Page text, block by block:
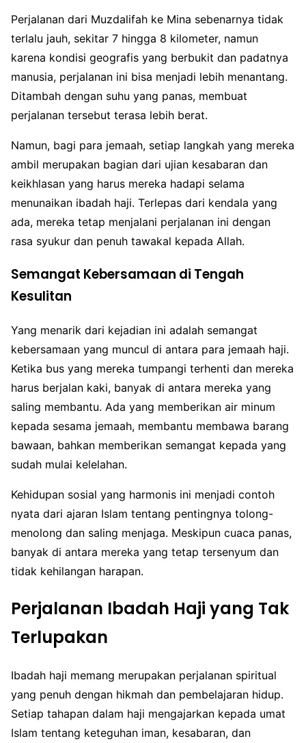
Perjalanan dari Muzdalifah ke Mina sebenarnya tidak
terlalu jauh, sekitar 7 hingga 8 kilometer, namun
karena kondisi geografis yang berbukit dan padatnya
manusia, perjalanan ini bisa menjadi lebih menantang.
Ditambah dengan suhu yang panas, membuat
perjalanan tersebut terasa lebih berat.
Namun, bagi para jemaah, setiap langkah yang mereka
ambil merupakan bagian dari ujian kesabaran dan
keikhlasan yang harus mereka hadapi selama
menunaikan ibadah haji. Terlepas dari kendala yang
ada, mereka tetap menjalani perjalanan ini dengan
rasa syukur dan penuh tawakal kepada Allah.
Semangat Kebersamaan di Tengah
Kesulitan
Yang menarik dari kejadian ini adalah semangat
kebersamaan yang muncul di antara para jemaah haji.
Ketika bus yang mereka tumpangi terhenti dan mereka
harus berjalan kaki, banyak di antara mereka yang
saling membantu. Ada yang memberikan air minum
kepada sesama jemaah, membantu membawa barang
bawaan, bahkan memberikan semangat kepada yang
sudah mulai kelelahan.
Kehidupan sosial yang harmonis ini menjadi contoh
nyata dari ajaran Islam tentang pentingnya tolong-
menolong dan saling menjaga. Meskipun cuaca panas,
banyak di antara mereka yang tetap tersenyum dan
tidak kehilangan harapan.
Perjalanan Ibadah Haji yang Tak
Terlupakan
Ibadah haji memang merupakan perjalanan spiritual
yang penuh dengan hikmah dan pembelajaran hidup.
Setiap tahapan dalam haji mengajarkan kepada umat
Islam tentang keteguhan iman, kesabaran, dan